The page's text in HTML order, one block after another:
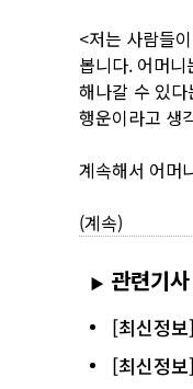
<저는 사람들
봅니다. 어머
해나갈 수 있
행운이라고 생
계속해서 어머
(계속)
▶ 관련기사
[최신정
[최신정